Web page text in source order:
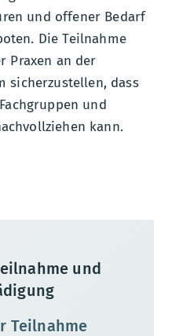
und offener Bedarf
Die Teilnahme
Praxen an der
sicherzustellen, dass
und
kann.
und
Teilnahme